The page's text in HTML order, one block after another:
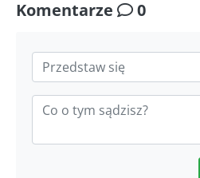
Komentarze 0